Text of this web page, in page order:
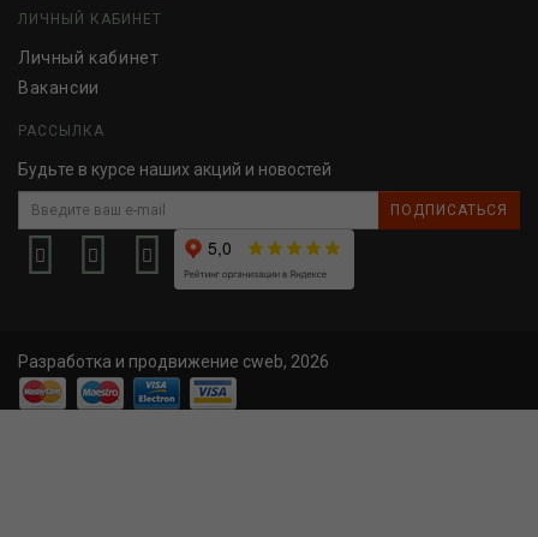
ЛИЧНЫЙ КАБИНЕТ
Личный кабинет
Вакансии
РАССЫЛКА
Будьте в курсе наших акций и новостей
ПОДПИСАТЬСЯ
Разработка и продвижение cweb, 2026